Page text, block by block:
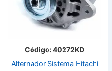
Código: 40272KD
Alternador Sistema Hitachi